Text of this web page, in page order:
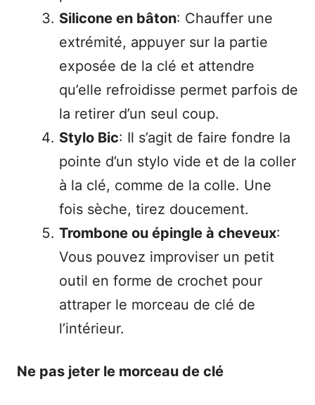
Silicone en bâton: Chauffer une
extrémité, appuyer sur la partie
exposée de la clé et attendre
qu’elle refroidisse permet parfois de
la retirer d’un seul coup.
Stylo Bic: Il s’agit de faire fondre la
pointe d’un stylo vide et de la coller
à la clé, comme de la colle. Une
fois sèche, tirez doucement.
Trombone ou épingle à cheveux:
Vous pouvez improviser un petit
outil en forme de crochet pour
attraper le morceau de clé de
l’intérieur.
Ne pas jeter le morceau de clé